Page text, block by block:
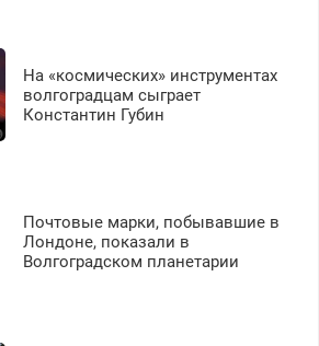
На «космических» инструментах
волгоградцам сыграет
Константин Губин
Почтовые марки, побывавшие в
Лондоне, показали в
Волгоградском планетарии